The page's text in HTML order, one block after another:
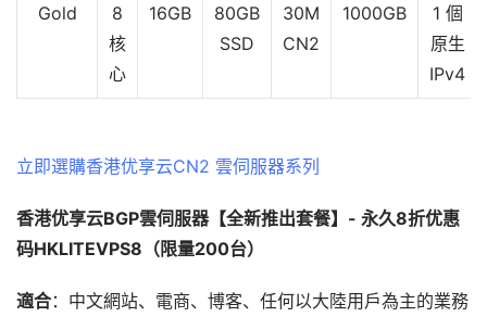
Gold
8
核
心
16GB
80GB
SSD
30M
CN2
1000GB
1 個
原生
IPv4
立即選購香港优享云CN2 雲伺服器系列
香港优享云BGP雲伺服器【全新推出套餐】- 永久8折优惠
码HKLITEVPS8（限量200台）
適合：中文網站、電商、博客、任何以大陸用戶為主的業務